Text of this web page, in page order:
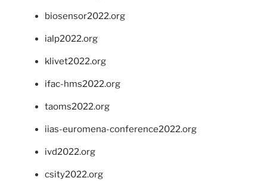
biosensor2022.org
ialp2022.org
klivet2022.org
ifac-hms2022.org
taoms2022.org
iias-euromena-conference2022.org
ivd2022.org
csity2022.org